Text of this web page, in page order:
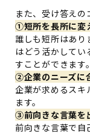
また、受け答えの
①短所を長所に変
誰しも短所はあり
はどう活かして
すことができます。
②企業のニーズに
企業が求めるスキ
ます。
③前向きな言葉を
前向きな言葉で自